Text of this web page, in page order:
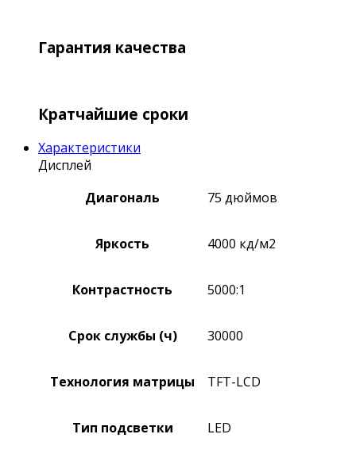
Гарантия качества
Кратчайшие сроки
Характеристики
Дисплей
Диагональ
75 дюймов
Яркость 4000 кд/м2
Контрастность 5000:1
Срок службы (ч) 30000
Технология матрицы TFT-LCD
Тип подсветки LED